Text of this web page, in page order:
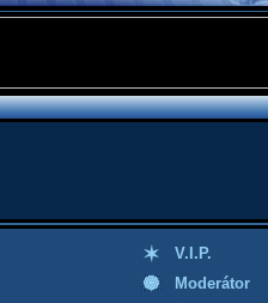
V.I.P.
Moderátor